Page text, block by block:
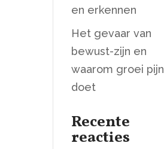
en erkennen
Het gevaar van
bewust-zijn en
waarom groei pijn
doet
Recente
reacties